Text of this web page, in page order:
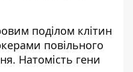
поділом клітин
повільного
Натомість гени